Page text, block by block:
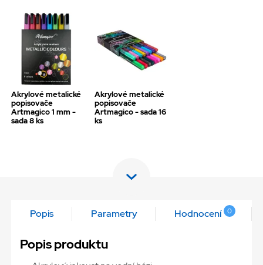
Akrylové metalické
popisovače
Artmagico 1 mm -
sada 8 ks
Akrylové metalické
popisovače
Artmagico - sada 16
ks
Popis Parametry Hodnocení 0
Popis produktu